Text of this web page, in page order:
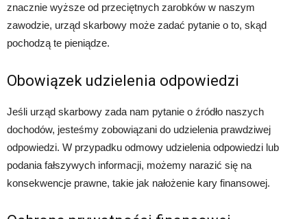
znacznie wyższe od przeciętnych zarobków w naszym
zawodzie, urząd skarbowy może zadać pytanie o to, skąd
pochodzą te pieniądze.
Obowiązek udzielenia odpowiedzi
Jeśli urząd skarbowy zada nam pytanie o źródło naszych
dochodów, jesteśmy zobowiązani do udzielenia prawdziwej
odpowiedzi. W przypadku odmowy udzielenia odpowiedzi lub
podania fałszywych informacji, możemy narazić się na
konsekwencje prawne, takie jak nałożenie kary finansowej.